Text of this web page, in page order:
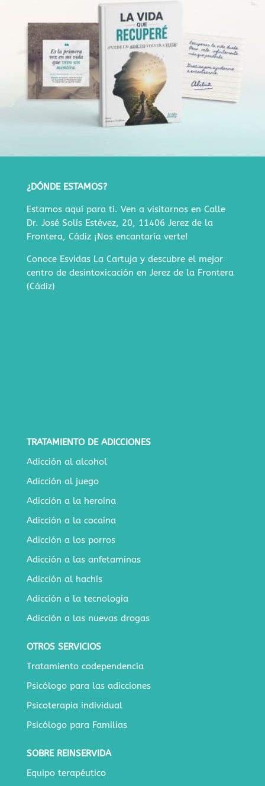
¿DÓNDE ESTAMOS?
Estamos aquí para ti. Ven a visitarnos en Calle
Dr. José Solís Estévez, 20, 11406 Jerez de la
Frontera, Cádiz¡Nos encantaría verte!
Conoce Esvidas La Cartuja y descubre el mejor
centro de desintoxicación en Jerez de la Frontera
(Cádiz)
TRATAMIENTO DE ADICCIONES
Adicción al alcohol
Adicción al juego
Adicción a la heroína
Adicción a la cocaína
Adicción a los porros
Adicción a las anfetaminas
Adicción al hachís
Adicción a la tecnología
Adicción a las nuevas drogas
OTROS SERVICIOS
Tratamiento codependencia
Psicólogo para las adicciones
Psicoterapia individual
Psicólogo para Familias
SOBRE REINSERVIDA
Equipo terapéutico